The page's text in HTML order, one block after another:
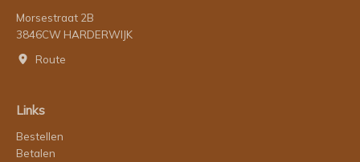
Morsestraat 2B
3846CW HARDERWIJK
Route
Links
Bestellen
Betalen